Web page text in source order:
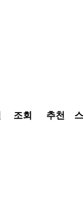
조회 추천